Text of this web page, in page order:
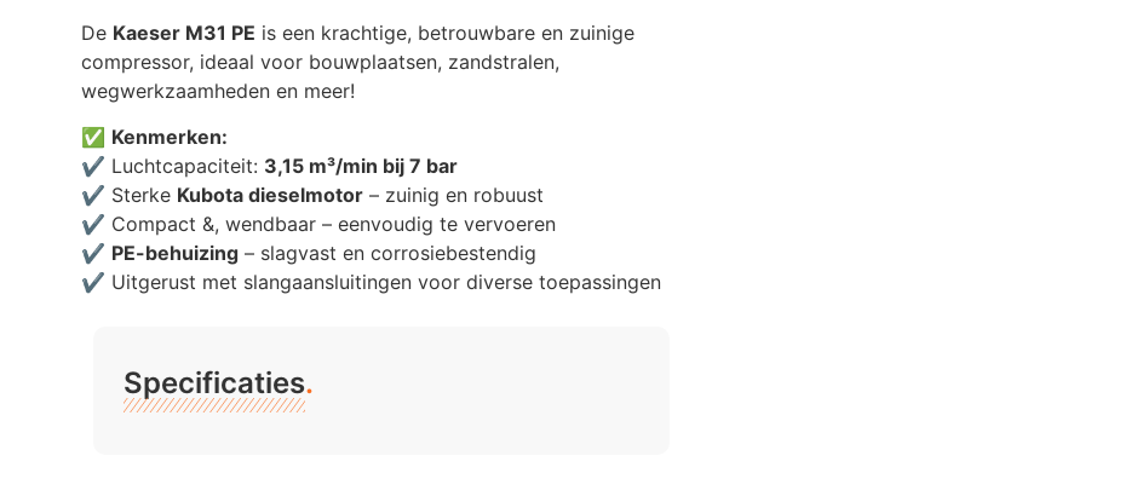
De Kaeser M31 PE is een krachtige, betrouwbare en zuinige
compressor, ideaal voor bouwplaatsen, zandstralen,
wegwerkzaamheden en meer!
✅ Kenmerken:
✔️ Luchtcapaciteit: 3,15 m³/min bij 7 bar
✔️ Sterke Kubota dieselmotor – zuinig en robuust
✔️ Compact &, wendbaar – eenvoudig te vervoeren
✔️ PE-behuizing – slagvast en corrosiebestendig
✔️ Uitgerust met slangaansluitingen voor diverse toepassingen
Specificaties.